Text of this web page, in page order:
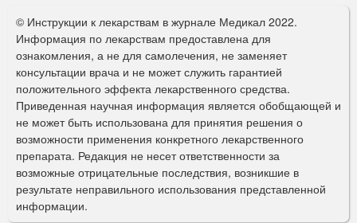
о
р
м
а
п
о
и
с
к
© Инструкции к лекарствам в журнале Медикал 2022.
Информация по лекарствам предоставлена для
ознакомления, а не для самолечения, не заменяет
консультации врача и не может служить гарантией
положительного эффекта лекарственного средства.
Приведенная научная информация является обобщающей и
не может быть использована для принятия решения о
возможности применения конкретного лекарственного
препарата. Редакция не несет ответственности за
возможные отрицательные последствия, возникшие в
результате неправильного использования представленной
информации.